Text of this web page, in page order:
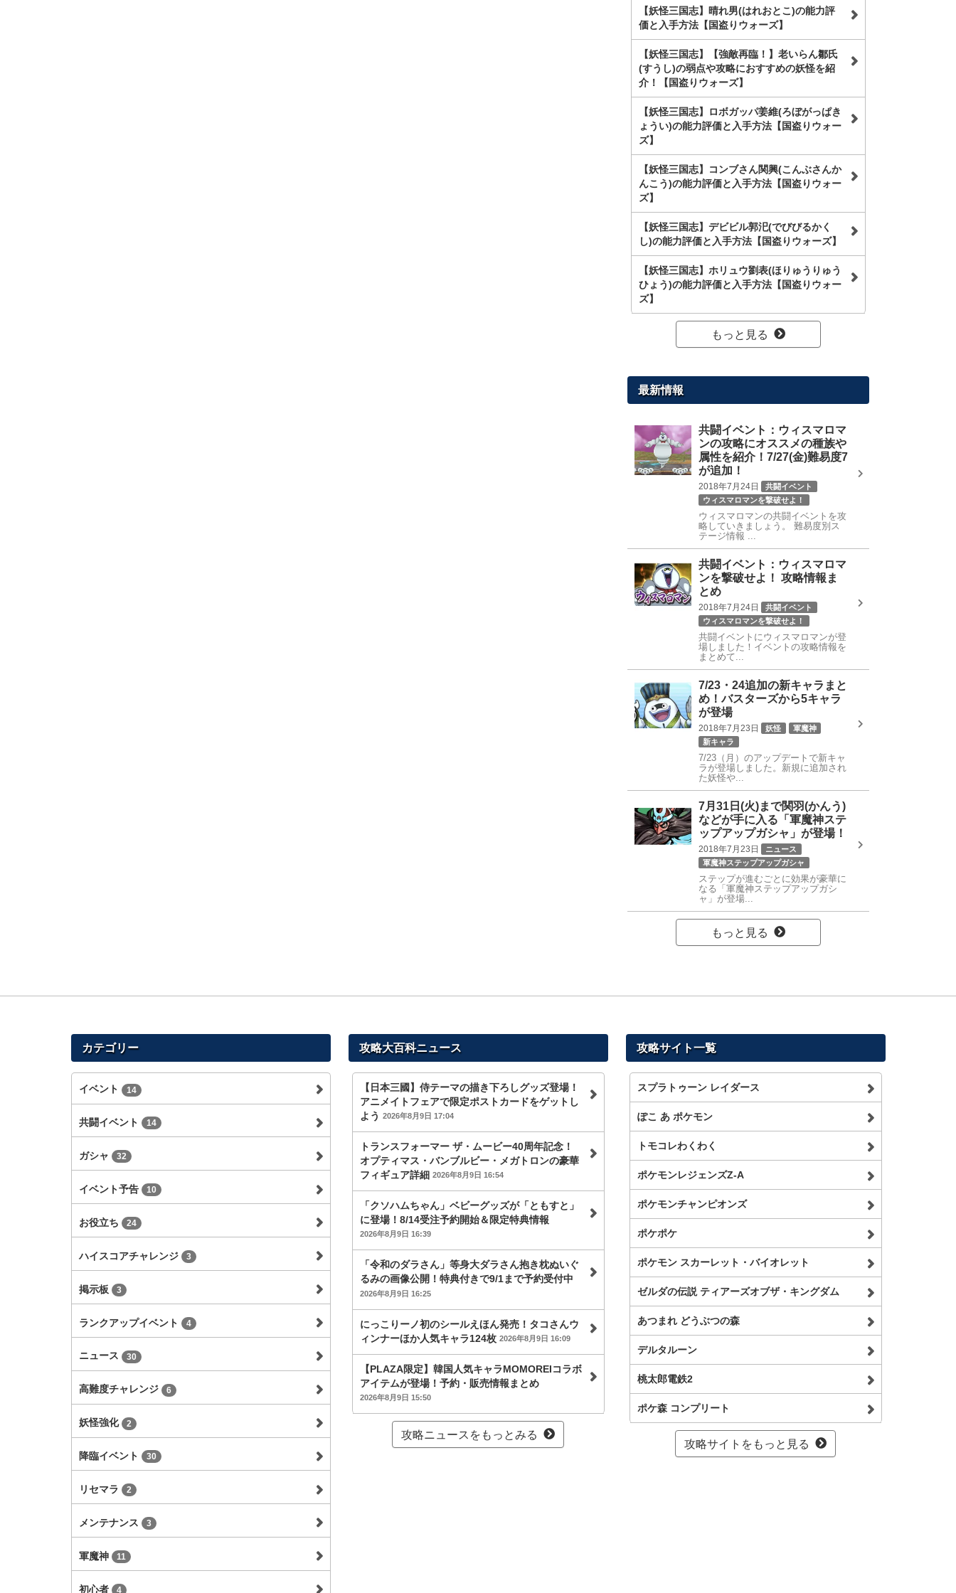
【妖怪三国志】晴れ男(はれおとこ)の能力評
価と入手方法【国盗りウォーズ】
【妖怪三国志】【強敵再臨！】老いらん鄒氏
(すうし)の弱点や攻略におすすめの妖怪を紹
介！【国盗りウォーズ】
【妖怪三国志】ロボガッパ姜維(ろぼがっぱき
ょうい)の能力評価と入手方法【国盗りウォー
ズ】
【妖怪三国志】コンブさん関興(こんぶさんか
んこう)の能力評価と入手方法【国盗りウォー
ズ】
【妖怪三国志】デビビル郭汜(でびびるかく
し)の能力評価と入手方法【国盗りウォーズ】
【妖怪三国志】ホリュウ劉表(ほりゅうりゅう
ひょう)の能力評価と入手方法【国盗りウォー
ズ】
もっと見る
最新情報
共闘イベント：ウィスマロマ
ンの攻略にオススメの種族や
属性を紹介！7/27(金)難易度7
が追加！
2018年7月24日
共闘イベント
ウィスマロマンを撃破せよ！
ウィスマロマンの共闘イベントを攻
略していきましょう。 難易度別ス
テージ情報 ...
共闘イベント：ウィスマロマ
ンを撃破せよ！ 攻略情報ま
とめ
2018年7月24日
共闘イベント
ウィスマロマンを撃破せよ！
共闘イベントにウィスマロマンが登
場しました！イベントの攻略情報を
まとめて...
7/23・24追加の新キャラまと
め！バスターズから5キャラ
が登場
2018年7月23日 妖怪
軍魔神
新キャラ
7/23（月）のアップデートで新キャ
ラが登場しました。新規に追加され
た妖怪や...
7月31日(火)まで関羽(かんう)
などが手に入る「軍魔神ステ
ップアップガシャ」が登場！
2018年7月23日
ニュース
軍魔神ステップアップガシャ
ステップが進むごとに効果が豪華に
なる「軍魔神ステップアップガシ
ャ」が登場...
もっと見る
カテゴリー
イベント 14
共闘イベント 14
ガシャ 32
イベント予告 10
お役立ち 24
ハイスコアチャレンジ 3
掲示板 3
ランクアップイベント 4
ニュース 30
高難度チャレンジ 6
妖怪強化 2
降臨イベント 30
リセマラ 2
メンテナンス 3
軍魔神 11
初心者 4
攻略大百科ニュース
【日本三國】侍テーマの描き下ろしグッズ登場！
アニメイトフェアで限定ポストカードをゲットし
よう 2026年8月9日 17:04
トランスフォーマー ザ・ムービー40周年記念！
オプティマス・バンブルビー・メガトロンの豪華
フィギュア詳細 2026年8月9日 16:54
「クソハムちゃん」ベビーグッズが「ともすと」
に登場！8/14受注予約開始＆限定特典情報
2026年8月9日 16:39
「令和のダラさん」等身大ダラさん抱き枕ぬいぐ
るみの画像公開！特典付きで9/1まで予約受付中
2026年8月9日 16:25
にっこりーノ初のシールえほん発売！タコさんウ
ィンナーほか人気キャラ124枚 2026年8月9日 16:09
【PLAZA限定】韓国人気キャラMOMOREIコラボ
アイテムが登場！予約・販売情報まとめ
2026年8月9日 15:50
攻略ニュースをもっとみる
攻略サイト一覧
スプラトゥーン レイダース
ぽこ あ ポケモン
トモコレわくわく
ポケモンレジェンズZ-A
ポケモンチャンピオンズ
ポケポケ
ポケモン スカーレット・バイオレット
ゼルダの伝説 ティアーズオブザ・キングダム
あつまれ どうぶつの森
デルタルーン
桃太郎電鉄2
ポケ森 コンプリート
攻略サイトをもっと見る